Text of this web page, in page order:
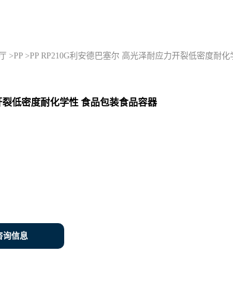
>PP >PP RP210G利安德巴塞尔 高光泽耐应力开裂低密度耐
低密度耐化学性 食品包装食品容器
询信息